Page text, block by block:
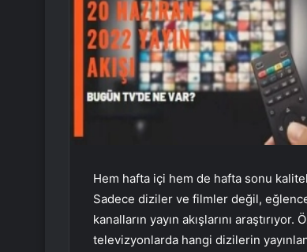
Hem hafta içi hem de hafta sonu
Sadece diziler ve filmler değil,
kanalların yayın akışlarını
televizyonlarda hangi dizilerin